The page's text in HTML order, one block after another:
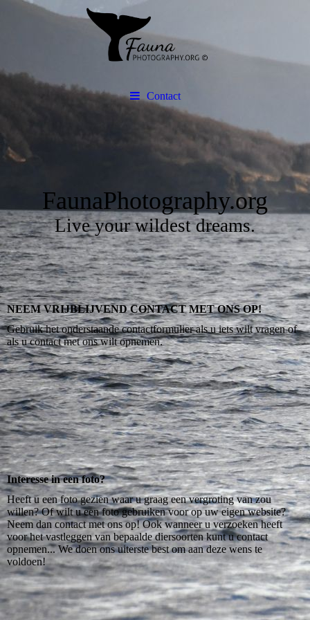
Contact
FaunaPhotography.org
Live your wildest dreams.
NEEM VRIJBLIJVEND CONTACT MET ONS OP!
Gebruik het onderstaande contactformulier als u iets wilt vragen of
als u contact met ons wilt opnemen.
Interesse in een foto?
Heeft u een foto gezien waar u graag een vergroting van zou
willen? Of wilt u een foto gebruiken voor op uw eigen website?
Neem dan contact met ons op! Ook wanneer u verzoeken heeft
voor het vastleggen van bepaalde diersoorten kunt u contact
opnemen... We doen ons uiterste best om aan deze wens te
voldoen!